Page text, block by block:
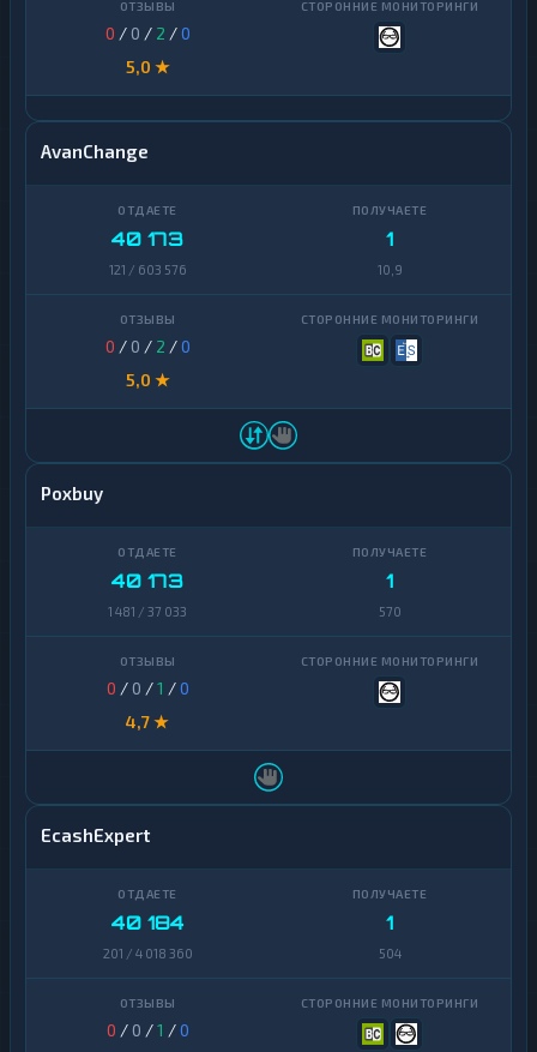
0 / 0 / 2 /0
5,0 ★
AvanChange
40 173
121 / 603 576
1
10,9
0 / 0 / 2 /0
5,0 ★
Poxbuy
40 173
1 481 / 37 033
1
570
0 / 0 /1 /0
4,7 ★
EcashExpert
40 184
201 / 4 018 360
1
504
0 / 0 /1 /0